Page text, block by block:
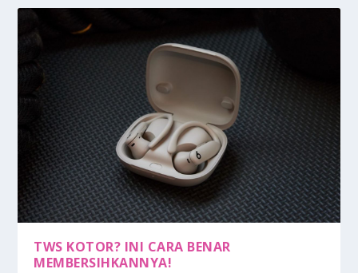
TWS KOTOR? INI CARA BENAR
MEMBERSIHKANNYA!